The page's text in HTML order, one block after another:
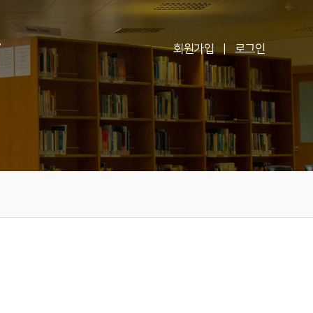
회원가입 로그인